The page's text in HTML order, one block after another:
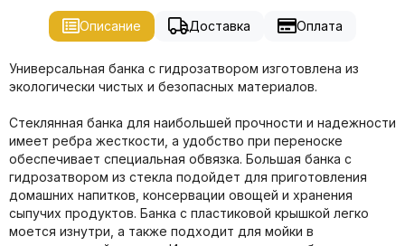
Описание Доставка Оплата
Универсальная банка с гидрозатвором изготовлена из
экологически чистых и безопасных материалов.
Стеклянная банка для наибольшей прочности и надежности
имеет ребра жесткости, а удобство при переноске
обеспечивает специальная обвязка. Большая банка с
гидрозатвором из стекла подойдет для приготовления
домашних напитков, консервации овощей и хранения
сыпучих продуктов. Банка с пластиковой крышкой легко
моется изнутри, а также подходит для мойки в